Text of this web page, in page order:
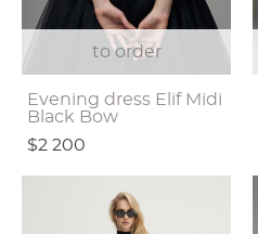
to order
Evening dress Elif Midi
Black Bow
$2 200